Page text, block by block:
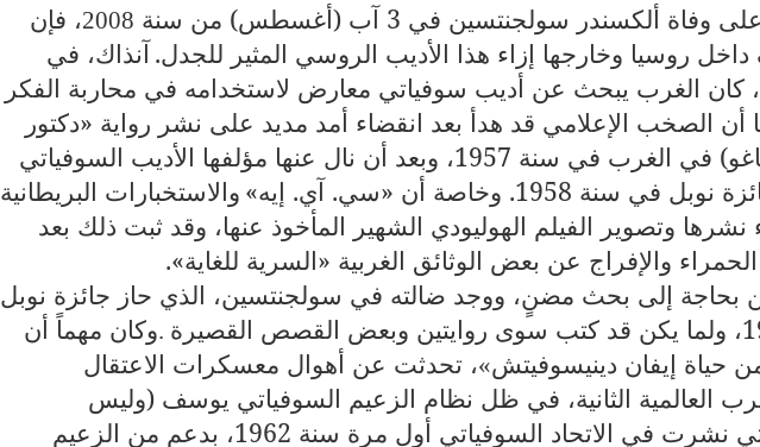
2008، فإن
داخل روسيا وخارجها إزاء هذا الأديب الروسي المثير للجدل.آنذاك، في
كان الغرب يبحث عن أديب سوفياتي معارض لاستخدامه في محاربة الفكر
أن الصخب الإعلامي قد هدأ بعد انقضاء أمد مديد على نشر رواية «دكتور
جيفاغو» (وليس زيفاغو) في الغرب في سنة 1957، وبعد أن نال عنها مؤلفها الأديب السوفياتي
1958. وخاصة أن «سي. آي. إيه»
والاستخبارات البريطانية
وراء نشرها وتصوير الفيلم الهوليودي الشهير المأخوذ عنها، وقد ثبت ذلك بعد
والإفراج عن بعض الوثائق الغربية «السرية للغاية».
بحاجة إلى بحث مضنٍ، ووجد ضالته في سولجنتسين، الذي حاز جائزة نوبل
.وكان مهماً أن
حياة إيفان دينيسوفيتش«، تحدثت عن أهوال معسكرات الاعتقال
العالمية الثانية، في ظل نظام الزعيم السوفياتي يوسف (وليس
جوزيف) ستالين والتي نشرت في الاتحاد السوفياتي أول مرة سنة 1962، بدعم من الزعيم